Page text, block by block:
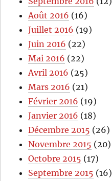
Août 2016 (16)
Juillet 2016 (19)
Juin 2016 (22)
Mai 2016 (22)
Avril 2016 (25)
Mars 2016 (21)
Février 2016 (19)
Janvier 2016 (18)
Décembre 2015 (26)
Novembre 2015 (20)
Octobre 2015 (17)
Septembre 2015 (16)